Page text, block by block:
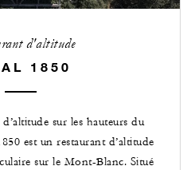
d'altitude
1850
sur les hauteurs du
est un restaurant d’altitude
sur le Mont-Blanc. Situé